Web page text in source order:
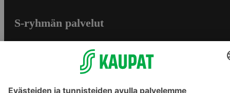
S-ryhmän palvelut
Yhteishyvä Ruoka -sovellus
S-ostoslista -sovellus